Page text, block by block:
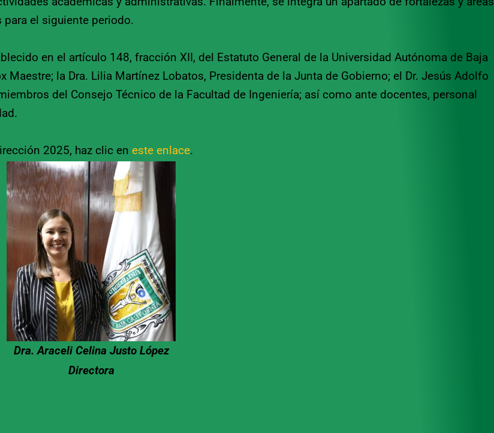
el siguiente periodo.
en el artículo 148, fracción XII, del Estatuto General de la Universidad Autónoma de Baja
Maestre; la Dra. Lilia Martínez Lobatos, Presidenta de la Junta de Gobierno; el Dr. Jesús Adolfo
del Consejo Técnico de la Facultad de Ingeniería; así como ante docentes, personal
2025, haz clic en este enlace.
Dra. Araceli Celina Justo López
Directora